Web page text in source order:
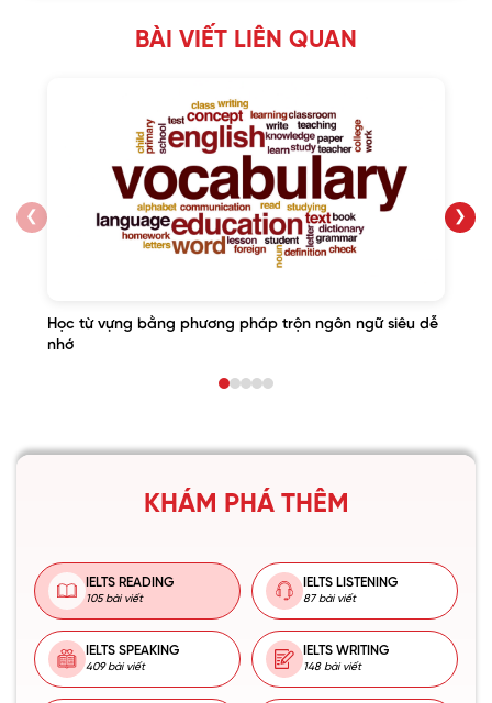
BÀI VIẾT LIÊN QUAN
❮
Học từ vựng bằng phương pháp trộn ngôn ngữ siêu dễ
nhớ
❯
KHÁM PHÁ THÊM
IELTS READING
105 bài viết
IELTS LISTENING
87 bài viết
IELTS SPEAKING
409 bài viết
IELTS WRITING
148 bài viết